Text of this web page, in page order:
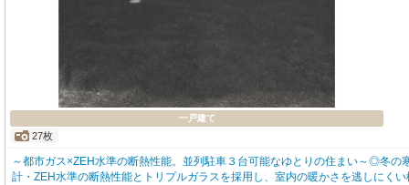
一戸建て
27枚
～都市ガス×ZEH水準の断熱性能。並列駐車３台可能なゆとりの住まい～◎冬の
計・ZEH水準の断熱性能とトリプルガラスを採用し、室内の暖かさを逃しにく